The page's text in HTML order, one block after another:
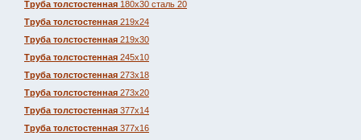
Труба толстостенная 180х30 сталь 20
Труба толстостенная 219х24
Труба толстостенная 219х30
Труба толстостенная 245х10
Труба толстостенная 273х18
Труба толстостенная 273х20
Труба толстостенная 377х14
Труба толстостенная 377х16